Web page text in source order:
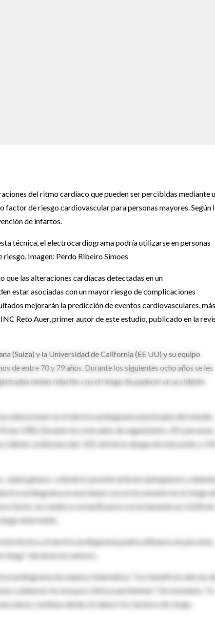
del ritmo cardíaco que pueden ser percibidas mediante
de riesgo cardiovascular para personas mayores. Según
de infartos.
técnica, el electrocardiograma podría utilizarse en personas
riesgo. Imagen: Perdo Ribeiro Simoes
las alteraciones cardíacas detectadas en un
estar asociadas con un mayor riesgo de complicaciones
mejorarán la predicción de eventos cardiovasculares, más
Reto Auer, primer autor de este estudio, publicado en la
(Suiza) y la Universidad de California (EE UU) y su equipo
de entre 70 y 79 años. Durante los siguientes ocho años se les
tenían relación con el riesgo de padecer un accidente
alteraciones en el electrocardiograma al principio del estudio,
(un 13%). Durante los ocho años de seguimiento, 351 personas
cardiovascular, 101 sufrieron ataque de miocardio y 154
género, colesterol, presión arterial, tabaquismo y
se asociaban con un incremento en el riesgo
factor, los médicos reclasificaron correctamente un 13,6% de
intermedio.
técnica, el electrocardiograma podría utilizarse en personas
declaran los autores.
de manera sistemática: “Los beneficios del uso
y elaborar los ensayos clínicos pertinentes”. De momento, “la
continúa siendo el reducir los factores de riesgo